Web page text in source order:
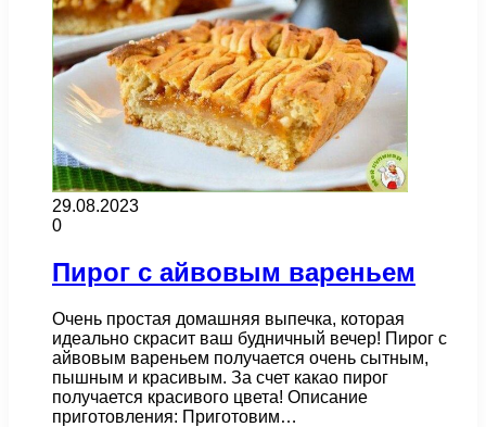
29.08.2023
0
Пирог с айвовым вареньем
Очень простая домашняя выпечка, которая
идеально скрасит ваш будничный вечер! Пирог с
айвовым вареньем получается очень сытным,
пышным и красивым. За счет какао пирог
получается красивого цвета! Описание
приготовления: Приготовим…